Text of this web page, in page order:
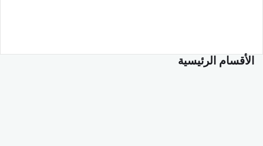
الأقسام الرئيسية